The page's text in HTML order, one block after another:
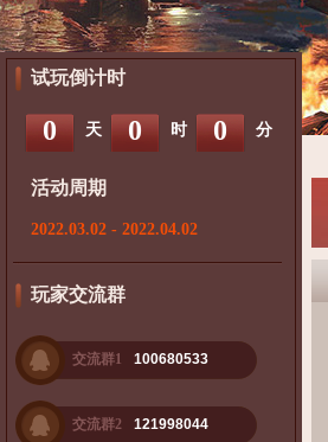
试玩倒计时
0 天 0 时 0 分
活动周期
2022.03.02 - 2022.04.02
玩家交流群
交流群1 100680533
交流群2 121998044